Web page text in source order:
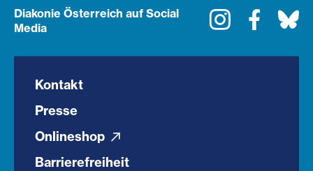
Diakonie Österreich auf Social
Media
Instagram
Kontakt
Presse
Onlineshop
Barrierefreiheit